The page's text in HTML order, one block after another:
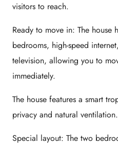
visitors to reach.
Ready to move in: The house
bedrooms, high-speed
television, allowing you to
immediately.
The house features a smart
privacy and natural ventilation.
Special layout: The two